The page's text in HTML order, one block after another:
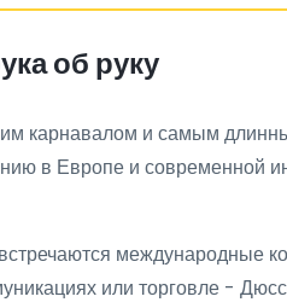
об руку
карнавалом и самым
в Европе и современной
международные
или торговле -